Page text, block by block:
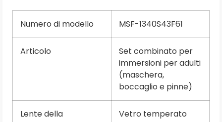
Numero di modello MSF-1340S43F61
Articolo
Set combinato per
immersioni per adulti
(maschera,
boccaglio e pinne)
Lente della
Vetro temperato